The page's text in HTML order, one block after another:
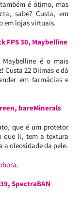
é ótimo, mas
sabe? Custa, em
em lojas virtuais.
FPS 30, Maybelline
é o mais
Custa 22 Dilmas e dá
em farmácias e
bareMinerals
que é um protetor
que li, tem a textura
a oleosidade da pele.
SpectraBAN